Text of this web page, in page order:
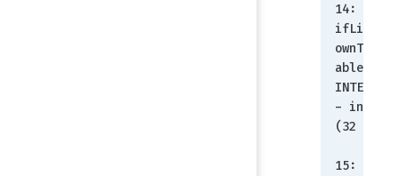
14:
ifLinkUpD
ownTrapEn
able -
INTEGER(2
- integer
(32 bit))
15: